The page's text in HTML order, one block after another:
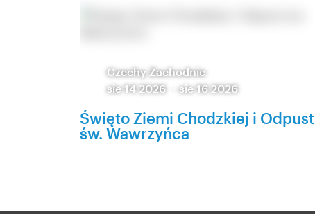
Czechy Zachodnie
sie 14 2026
-sie 16 2026
Święto Ziemi Chodzkiej i Odpust
św. Wawrzyńca